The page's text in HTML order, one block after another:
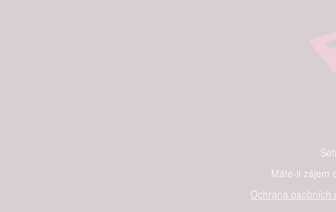
Máte-li zájem
Ochrana osobních
možnost:
Poskytování a